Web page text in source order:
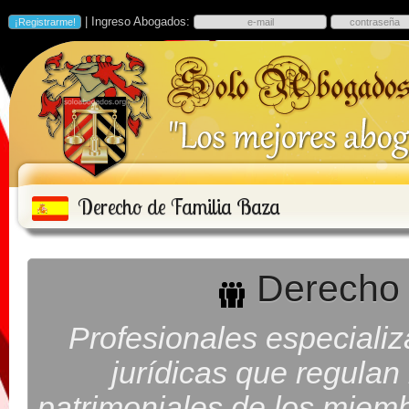
| Ingreso Abogados:
Derecho de Familia Baza
Profesionales
jurídicas que